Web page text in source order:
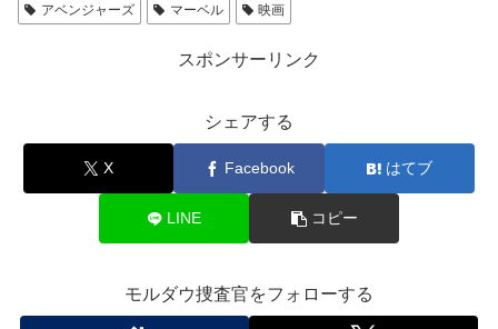
アベンジャーズ
マーベル 映画
スポンサーリンク
シェアする
X Facebook はてブ
LINE コピー
モルダウ捜査官をフォローする